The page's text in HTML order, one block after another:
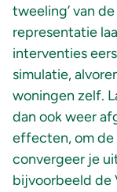
tweeling’ van
representatie
interventies
simulatie,
woningen zelf.
dan ook weer
effecten, om de
convergeer je
bijvoorbeeld de